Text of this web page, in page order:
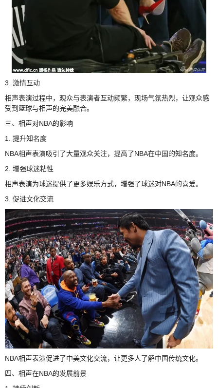
3. 激情互动
相声表演过程中，观众与表演者互动频繁，现场气氛热烈，让观众感
受到篮球与相声的完美融合。
三、相声对NBA的影响
1. 提升知名度
NBA相声表演吸引了大量观众关注，提高了NBA在中国的知名度。
2. 增强球迷粘性
相声表演为球迷提供了更多娱乐方式，增强了球迷对NBA的喜爱。
3. 促进文化交流
NBA相声表演促进了中美文化交流，让更多人了解中国传统文化。
四、相声在NBA的发展前景